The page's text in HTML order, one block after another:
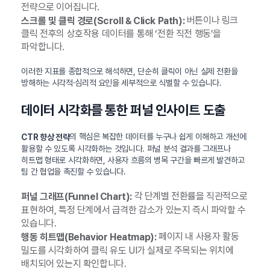
전략으로 이어집니다.
스크롤 및 클릭 경로(Scroll & Click Path):버튼이나 링크
클릭 전후의 상호작용 데이터를 통해 ‘전환 직전 행동’을
파악합니다.
이러한 지표를 종합적으로 해석하면, 단순히 클릭이 아닌 실제 전환을
방해하는 시각적·심리적 요인을 세부적으로 식별할 수 있습니다.
데이터 시각화를 통한 퍼널 인사이트 도출
CTR 향상 전략의 핵심은 복잡한 데이터를 누구나 쉽게 이해하고 개선에
활용할 수 있도록 시각화하는 것입니다. 퍼널 분석 결과를 그래프나
히트맵 형태로 시각화하면, 사용자 흐름의 병목 구간을 빠르게 발견하고
팀 간 협업을 촉진할 수 있습니다.
퍼널 그래프(Funnel Chart):각 단계별 전환률을 직관적으로
표현하여, 특정 단계에서 급격한 감소가 있는지 즉시 파악할 수
있습니다.
행동 히트맵(Behavior Heatmap):페이지 내 사용자 활동
밀도를 시각화하여 클릭 유도 UI가 실제로 주목되는 위치에
배치되어 있는지 확인합니다.